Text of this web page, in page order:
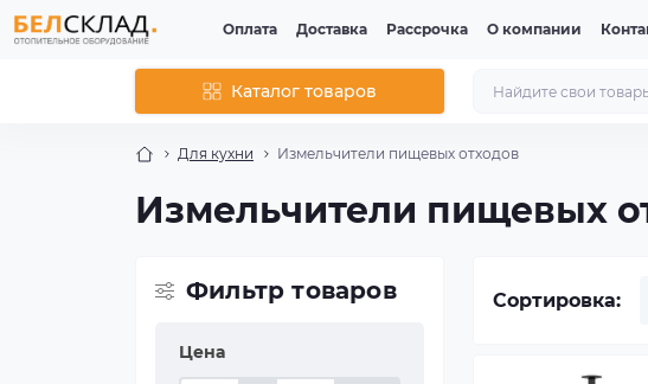
Оплата Доставка Рассрочка О компании
Каталог товаров
Для кухни Измельчители пищевых отходов
Измельчители пищевых
Фильтр товаров
Цена
Сортировка: